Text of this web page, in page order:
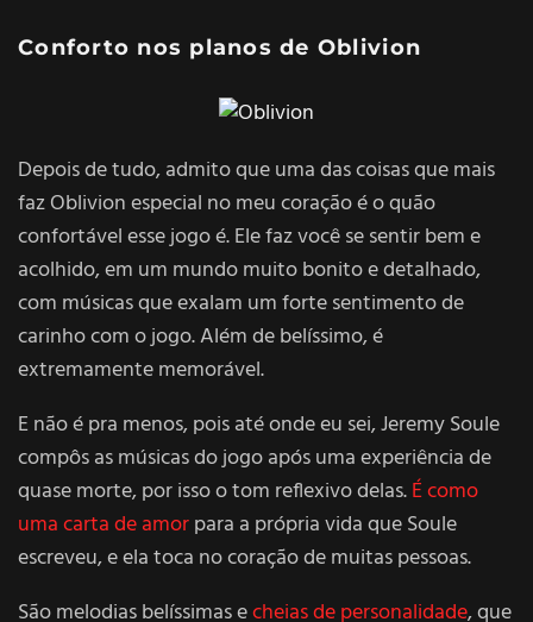
Conforto nos planos de Oblivion
Depois de tudo, admito que uma das coisas que mais
faz Oblivion especial no meu coração é o quão
confortável esse jogo é. Ele faz você se sentir bem e
acolhido, em um mundo muito bonito e detalhado,
com músicas que exalam um forte sentimento de
carinho com o jogo. Além de belíssimo, é
extremamente memorável.
E não é pra menos, pois até onde eu sei, Jeremy Soule
compôs as músicas do jogo após uma experiência de
quase morte, por isso o tom reflexivo delas.É como
uma carta de amorpara a própria vida que Soule
escreveu, e ela toca no coração de muitas pessoas.
São melodias belíssimas echeias de personalidade, que